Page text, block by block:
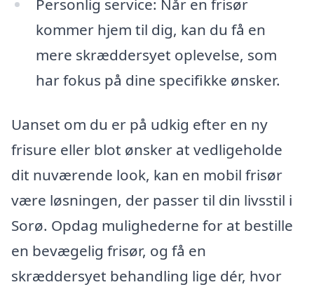
Personlig service: Når en frisør
kommer hjem til dig, kan du få en
mere skræddersyet oplevelse, som
har fokus på dine specifikke ønsker.
Uanset om du er på udkig efter en ny
frisure eller blot ønsker at vedligeholde
dit nuværende look, kan en mobil frisør
være løsningen, der passer til din livsstil i
Sorø. Opdag mulighederne for at bestille
en bevægelig frisør, og få en
skræddersyet behandling lige dér, hvor